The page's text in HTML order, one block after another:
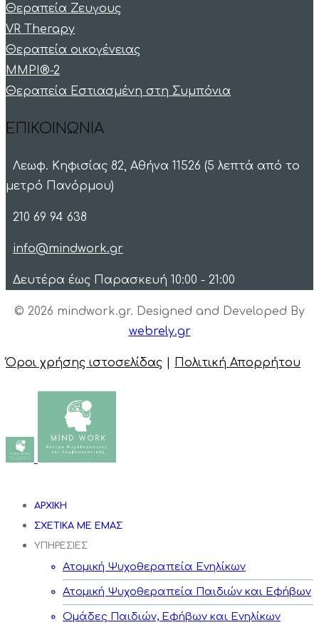
Θεραπεία Ζευγους
VR Therapy
Θεραπεία οικογένειας
MMPI®-2
Θεραπεία Εστιασμένη στη Συμπόνια
ΕΠΙΚΟΙΝΩΝΙΑ
Λεωφ. Κηφισίας 82, Αθήνα 11526 (5 λεπτά από το
μετρό Πανόρμου)
210 69 94 638
info@mindwork.gr
Δευτέρα έως Παρασκευή 10:00 - 21:00
© 2026 mindwork.gr. Designed and Developed By
webrely.gr
Όροι χρήσης ιστοσελίδας Πολιτική Απορρήτου
ΑΡΧΙΚΗ
ΣΧΕΤΙΚΑ ΜΕ ΕΜΑΣ
ΥΠΗΡΕΣΙΕΣ
Ατομική Ψυχοθεραπεία Ενηλίκων
Ατομική Ψυχοθεραπεία Παιδιών και Εφήβων
Ομάδες Παιδιών, Εφήβων και Ενηλίκων